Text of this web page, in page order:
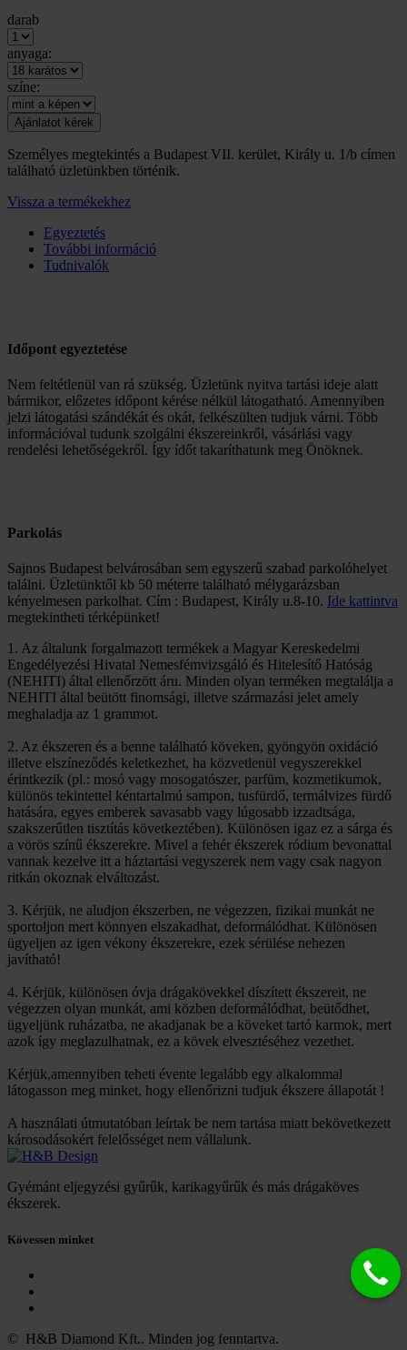
darab
anyaga:
színe:
Személyes megtekintés a Budapest VII. kerület, Király u. 1/b címen
található üzletünkben történik.
Vissza a termékekhez
Egyeztetés
További információ
Tudnivalók
Időpont egyeztetése
Nem feltétlenül van rá szükség. Üzletünk nyitva tartási ideje alatt
bármikor, előzetes időpont kérése nélkül látogatható. Amennyiben
jelzi látogatási szándékát és okát, felkészülten tudjuk várni. Több
információval tudunk szolgálni ékszereinkről, vásárlási vagy
rendelési lehetőségekről. Így ídőt takaríthatunk meg Önöknek.
Parkolás
Sajnos Budapest belvárosában sem egyszerű szabad parkolóhelyet
találni. Üzletünktől kb 50 méterre található mélygarázsban
kényelmesen parkolhat. Cím : Budapest, Király u.8-10. Ide kattintva
megtekintheti térképünket!
1. Az általunk forgalmazott termékek a Magyar Kereskedelmi
Engedélyezési Hivatal Nemesfémvizsgáló és Hitelesítő Hatóság
(NEHITI) által ellenőrzött áru. Minden olyan terméken megtalálja a
NEHITI által beütött finomsági, illetve származási jelet amely
meghaladja az 1 grammot.
2. Az ékszeren és a benne található köveken, gyöngyön oxidáció
illetve elszíneződés keletkezhet, ha közvetlenül vegyszerekkel
érintkezik (pl.: mosó vagy mosogatószer, parfüm, kozmetikumok,
különös tekintettel kéntartalmú sampon, tusfürdő, termálvizes fürdő
hatására, egyes emberek savasabb vagy lúgosabb izzadtsága,
szakszerűtlen tisztítás következtében). Különösen igaz ez a sárga és
a vörös színű ékszerekre. Mivel a fehér ékszerek ródium bevonattal
vannak kezelve itt a háztartási vegyszerek nem vagy csak nagyon
ritkán okoznak elváltozást.
3. Kérjük, ne aludjon ékszerben, ne végezzen, fizikai munkát ne
sportoljon mert könnyen elszakadhat, deformálódhat. Különösen
ügyeljen az igen vékony ékszerekre, ezek sérülése nehezen
javítható!
4. Kérjük, különösen óvja drágakövekkel díszített ékszereit, ne
végezzen olyan munkát, ami közben deformálódhat, beütődhet,
ügyeljünk ruházatba, ne akadjanak be a köveket tartó karmok, mert
azok így meglazulhatnak, ez a kövek elvesztéséhez vezethet.
Kérjük,amennyiben teheti évente legalább egy alkalommal
látogasson meg minket, hogy ellenőrizni tudjuk ékszere állapotát !
A használati útmutatóban leírtak be nem tartása miatt bekövetkezett
károsodásokért felelősséget nem vállalunk.
Gyémánt eljegyzési gyűrűk, karikagyűrűk és más drágaköves
ékszerek.
Kövessen minket
© H&B Diamond Kft.. Minden jog fenntartva.